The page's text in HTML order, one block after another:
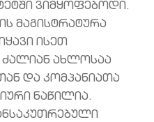
ვიმყოფებოდი.
მაგისტრატურა
ისეთ
ძალიან ახლოსაა
და კომპანიათა
ნაწილია.